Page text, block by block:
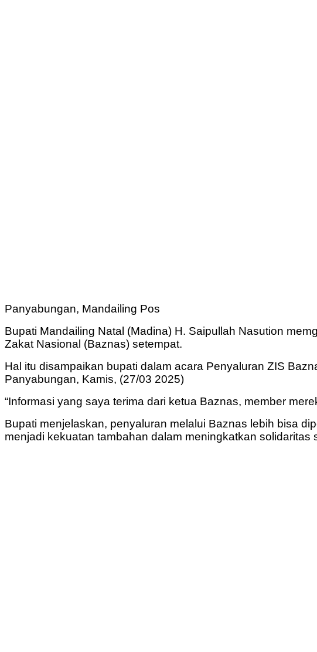
Panyabungan, Mandailing Pos
Bupati Mandailing Natal (Madina) H. Saipullah Nasution
Zakat Nasional (Baznas) setempat.
Hal itu disampaikan bupati dalam acara Penyaluran ZIS
Panyabungan, Kamis, (27/03 2025)
“Informasi yang saya terima dari ketua Baznas, member
Bupati menjelaskan, penyaluran melalui Baznas lebih bisa
menjadi kekuatan tambahan dalam meningkatkan solidaritas